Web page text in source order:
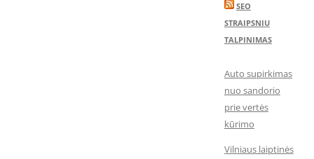
SEO
STRAIPSNIU
TALPINIMAS
Auto supirkimas
nuo sandorio
prie vertės
kūrimo
Vilniaus laiptinės